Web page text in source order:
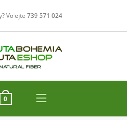
Volejte 739 571 024
0